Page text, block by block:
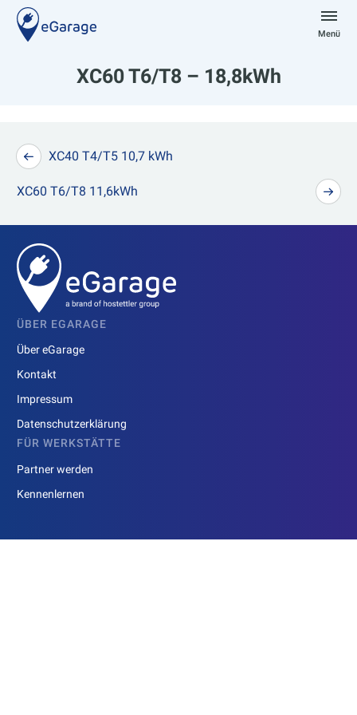
Zum
Inhalt
springen
Menü
XC60 T6/T8 – 18,8kWh
Beitragsnavigation
XC40 T4/T5 10,7 kWh
XC60 T6/T8 11,6kWh
ÜBER EGARAGE
Über eGarage
Kontakt
Impressum
Datenschutzerklärung
FÜR WERKSTÄTTE
Partner werden
Kennenlernen